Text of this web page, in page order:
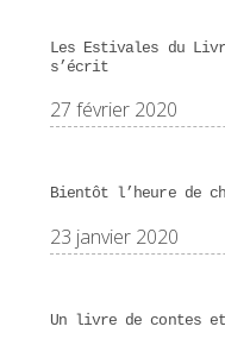
Les Estivales du
s’écrit
27 février 2020
Bientôt l’heure de
23 janvier 2020
Un livre de contes